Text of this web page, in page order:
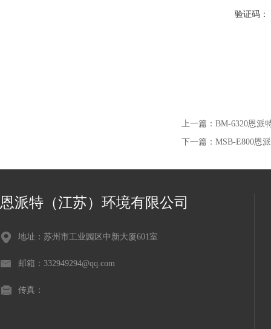
验证码：
上一篇： BM-6320恩派
下一篇： MSB-E800恩
恩派特（江苏）环境有限公司
地址：苏州市工业园区中新大厦601室
邮箱：332949294@qq.com
传真：